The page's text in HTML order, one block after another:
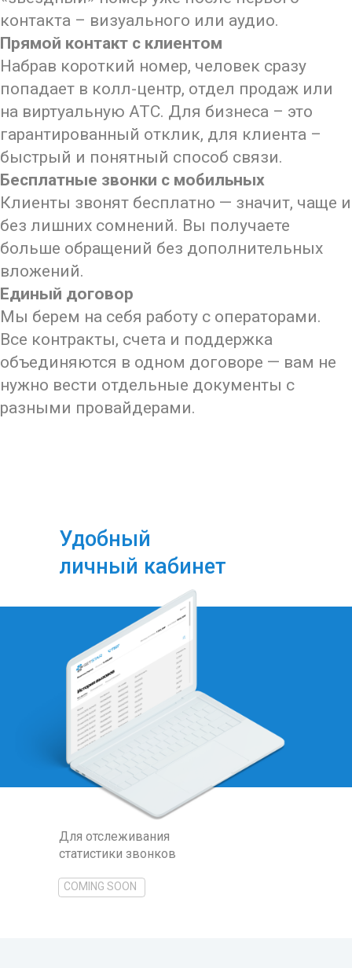
контакта – визуального или аудио.
Прямой контакт с клиентом
Набрав короткий номер, человек сразу
попадает в колл-центр, отдел продаж или
на виртуальную АТС. Для бизнеса – это
гарантированный отклик, для клиента –
быстрый и понятный способ связи.
Бесплатные звонки с мобильных
Клиенты звонят бесплатно — значит, чаще и
без лишних сомнений. Вы получаете
больше обращений без дополнительных
вложений.
Единый договор
Мы берем на себя работу с операторами.
Все контракты, счета и поддержка
объединяются в одном договоре — вам не
нужно вести отдельные документы с
разными провайдерами.
Для отслеживания
статистики звонков
Удобный
личный кабинет
COMING SOON